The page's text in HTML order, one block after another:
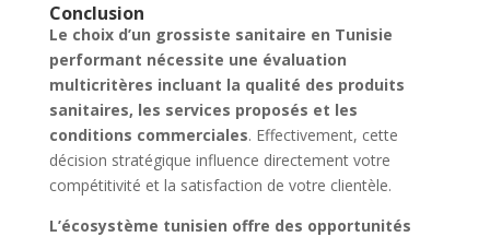
Conclusion
Le choix d’un grossiste sanitaire en Tunisie
performant nécessite une évaluation
multicritères incluant la qualité des produits
sanitaires, les services proposés et les
conditions commerciales. Effectivement, cette
décision stratégique influence directement votre
compétitivité et la satisfaction de votre clientèle.
L’écosystème tunisien offre des opportunités